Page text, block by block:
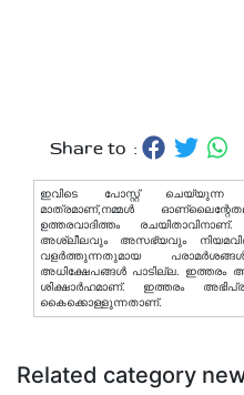
Share to :
ഇവിടെ പോസ്റ്റ് ചെയ്യുന്ന
മാത്രമാണ്,നമ്മൾ
ഉത്തരവാദിത്തം
അശ്ലീലവും അസഭ്യവും
വളര്‍ത്തുന്നതുമായ
അധിക്ഷേപങ്ങള്‍ പാടില്ല. ഇത്തരം
ശിക്ഷാര്‍ഹമാണ്. ഇത്തരം
കൈക്കൊള്ളുന്നതാണ്.
Related category